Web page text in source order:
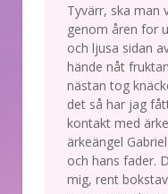
Tyvärr, ska man
genom åren for
och ljusa sidan
hände nåt
nästan tog
det så har jag
kontakt med
ärkeängel
och hans fader.
mig, rent